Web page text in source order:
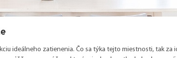
ideálneho zatienenia. Čo sa týka tejto miestnosti, tak za